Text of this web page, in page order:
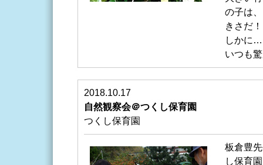
の子は
きさだ
しかに…
いつも
2018.10.17
自然観察会＠つくし保育園
つくし保育園
板倉豊
し保育